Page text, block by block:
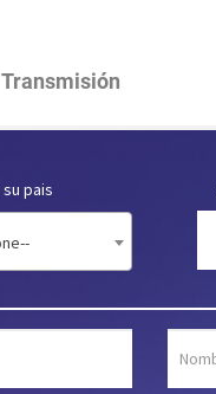
Transmisión
pais